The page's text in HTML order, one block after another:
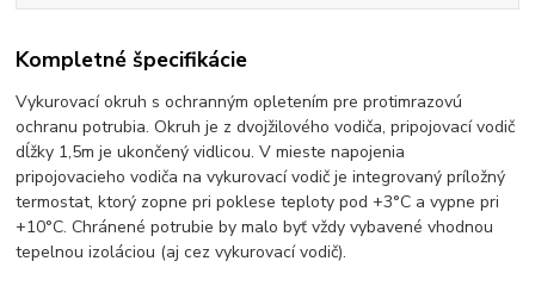
Kompletné špecifikácie
Vykurovací okruh s ochranným opletením pre protimrazovú
ochranu potrubia. Okruh je z dvojžilového vodiča, pripojovací vodič
dĺžky 1,5m je ukončený vidlicou. V mieste napojenia
pripojovacieho vodiča na vykurovací vodič je integrovaný príložný
termostat, ktorý zopne pri poklese teploty pod +3°C a vypne pri
+10°C. Chránené potrubie by malo byť vždy vybavené vhodnou
tepelnou izoláciou (aj cez vykurovací vodič).